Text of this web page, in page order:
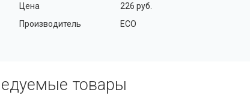
Цена 226 руб.
Производитель ECO
товары